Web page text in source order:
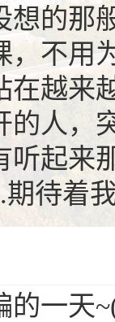
想的那
，不用
在越来
的人，
听起来
待着
的一天